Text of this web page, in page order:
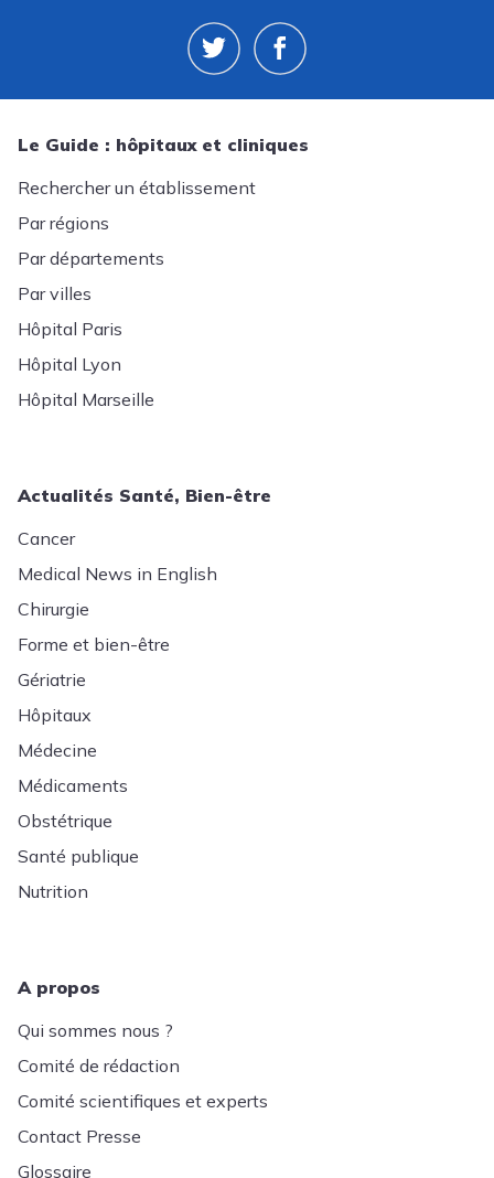
Le Guide : hôpitaux et cliniques
Rechercher un établissement
Par régions
Par départements
Par villes
Hôpital Paris
Hôpital Lyon
Hôpital Marseille
Actualités Santé, Bien-être
Cancer
Medical News in English
Chirurgie
Forme et bien-être
Gériatrie
Hôpitaux
Médecine
Médicaments
Obstétrique
Santé publique
Nutrition
A propos
Qui sommes nous ?
Comité de rédaction
Comité scientifiques et experts
Contact Presse
Glossaire